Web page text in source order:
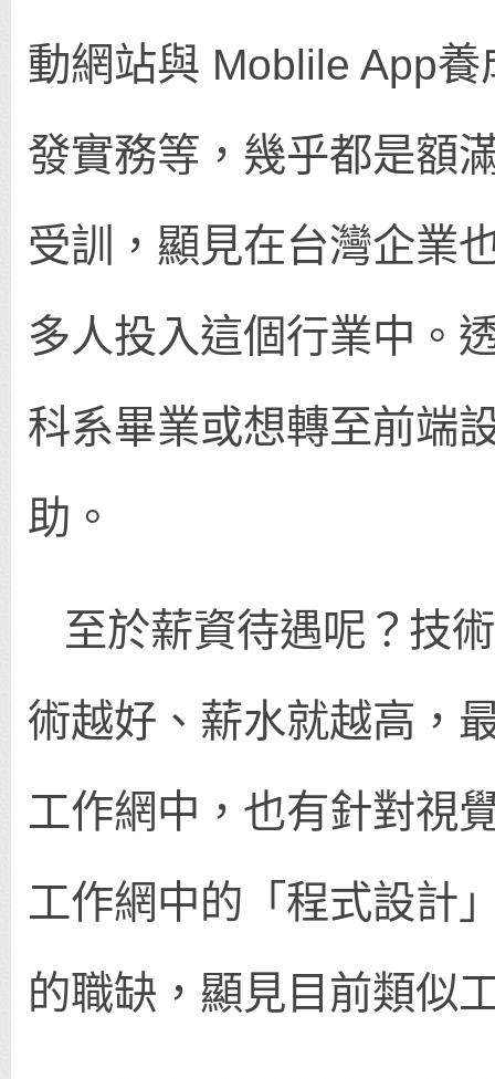
動網站與 Moblile App
發實務等，幾乎都是額
受訓，顯見在台灣企業
多人投入這個行業中。
科系畢業或想轉至前端
助。
至於薪資待遇呢？技
術越好、薪水就越高，
工作網中，也有針對視
工作網中的「程式設計
的職缺，顯見目前類似